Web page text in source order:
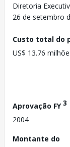
Diretoria
26 de setembro
Custo total do
US$ 13.76
Aprovação FY3
2004
Montante do